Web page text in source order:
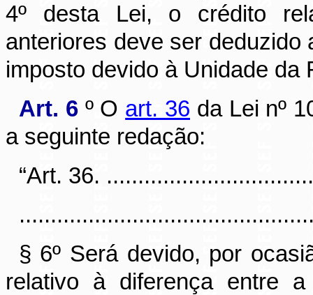
4º desta Lei, o crédito
anteriores deve ser deduzido
imposto devido à Unidade da
Art. 6 º O art. 36 da Lei nº
a seguinte redação:
“Art. 36.
§ 6º Será devido, por
relativo à diferença entre